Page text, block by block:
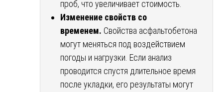
проб, что увеличивает стоимость.
Изменение свойств со
временем. Свойства асфальтобетона
могут меняться под воздействием
погоды и нагрузки. Если анализ
проводится спустя длительное время
после укладки, его результаты могут